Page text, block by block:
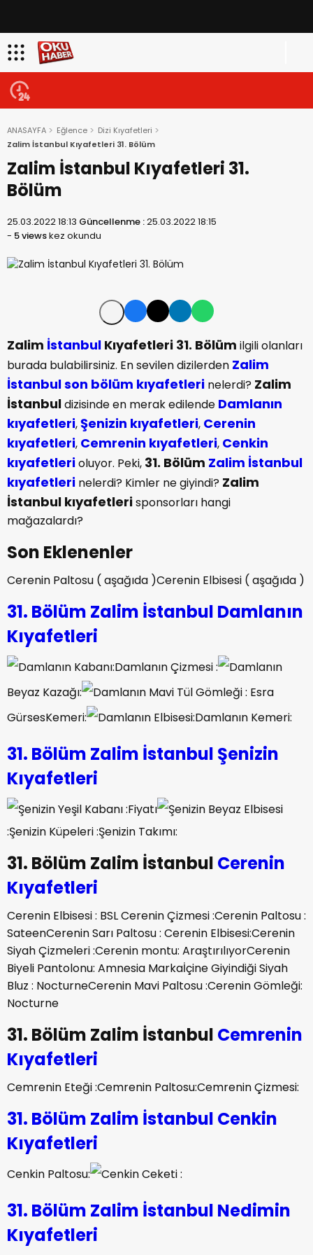
ANASAYFA Eğlence
Dizi Kıyafetleri
Zalim İstanbul Kıyafetleri 31. Bölüm
Zalim İstanbul Kıyafetleri 31.
Bölüm
25.03.2022 18:13 Güncellenme :25.03.2022 18:15
- 5 viewskez okundu
Zalim İstanbul Kıyafetleri 31. Bölüm ilgili olanları
burada bulabilirsiniz. En sevilen dizilerden Zalim
İstanbulson bölüm kıyafetleri nelerdi? Zalim
İstanbuldizisinde en merak edilende Damlanın
kıyafetleri,Şenizin kıyafetleri, Cerenin
kıyafetleri, Cemrenin kıyafetleri, Cenkin
kıyafetlerioluyor. Peki, 31. Bölüm Zalim İstanbul
kıyafetleri nelerdi? Kimler ne giyindi? Zalim
İstanbul kıyafetlerisponsorları hangi
mağazalardı?
Son Eklenenler
Cerenin Paltosu ( aşağıda )Cerenin Elbisesi ( aşağıda )
31. Bölüm Zalim İstanbul Damlanın
Kıyafetleri
Damlanın Kabanı:Damlanın Çizmesi :
Damlanın
Beyaz Kazağı:
Damlanın Mavi Tül Gömleği : Esra
GürsesKemeri:
Damlanın Elbisesi:Damlanın Kemeri:
31. Bölüm Zalim İstanbul Şenizin
Kıyafetleri
Şenizin Yeşil Kabanı :Fiyatı
Şenizin Beyaz Elbisesi
:Şenizin Küpeleri :
Şenizin Takımı:
31. Bölüm Zalim İstanbul Cerenin
Kıyafetleri
Cerenin Elbisesi : BSL Cerenin Çizmesi :
Cerenin
Paltosu : Sateen
Cerenin Sarı Paltosu :
Cerenin
Elbisesi:Cerenin Siyah Çizmeleri :
Cerenin montu:
AraştırılıyorCerenin Biyeli Pantolonu: Amnesia
Paltosu : Cerenin Gömleği: Nocturne
31. Bölüm Zalim İstanbul
Kıyafetleri
Cemrenin Eteği :Cemrenin Paltosu:Cemrenin Çizmesi:
31. BölümZalim İstanbul Cenkin
Kıyafetleri
Cenkin Paltosu: Cenkin Ceketi :
31. Bölüm Zalim İstanbul